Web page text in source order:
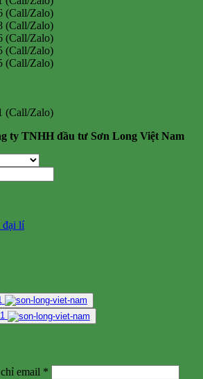
(Call/Zalo)
(Call/Zalo)
(Call/Zalo)
(Call/Zalo)
(Call/Zalo)
(Call/Zalo)
ty TNHH đầu tư Sơn Long Việt Nam
đại lí
email *